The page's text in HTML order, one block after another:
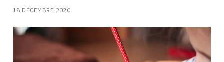
18 DÉCEMBRE 2020